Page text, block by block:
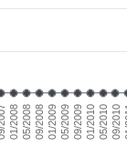
01/200805/200809/200801/200905/200909/200901/201005/201009/2010